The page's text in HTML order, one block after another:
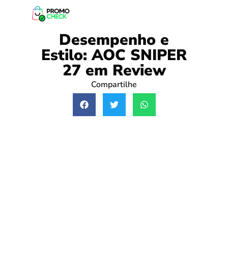
Desempenho e
Estilo: AOC SNIPER
27 em Review
Compartilhe